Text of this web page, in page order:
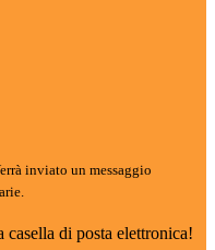
inviato un messaggio
di posta elettronica!